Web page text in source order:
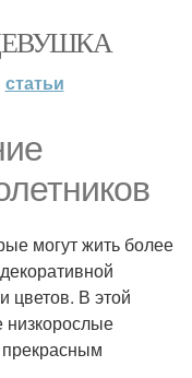
статьи
могут жить более
цветов. В этой
прекрасным